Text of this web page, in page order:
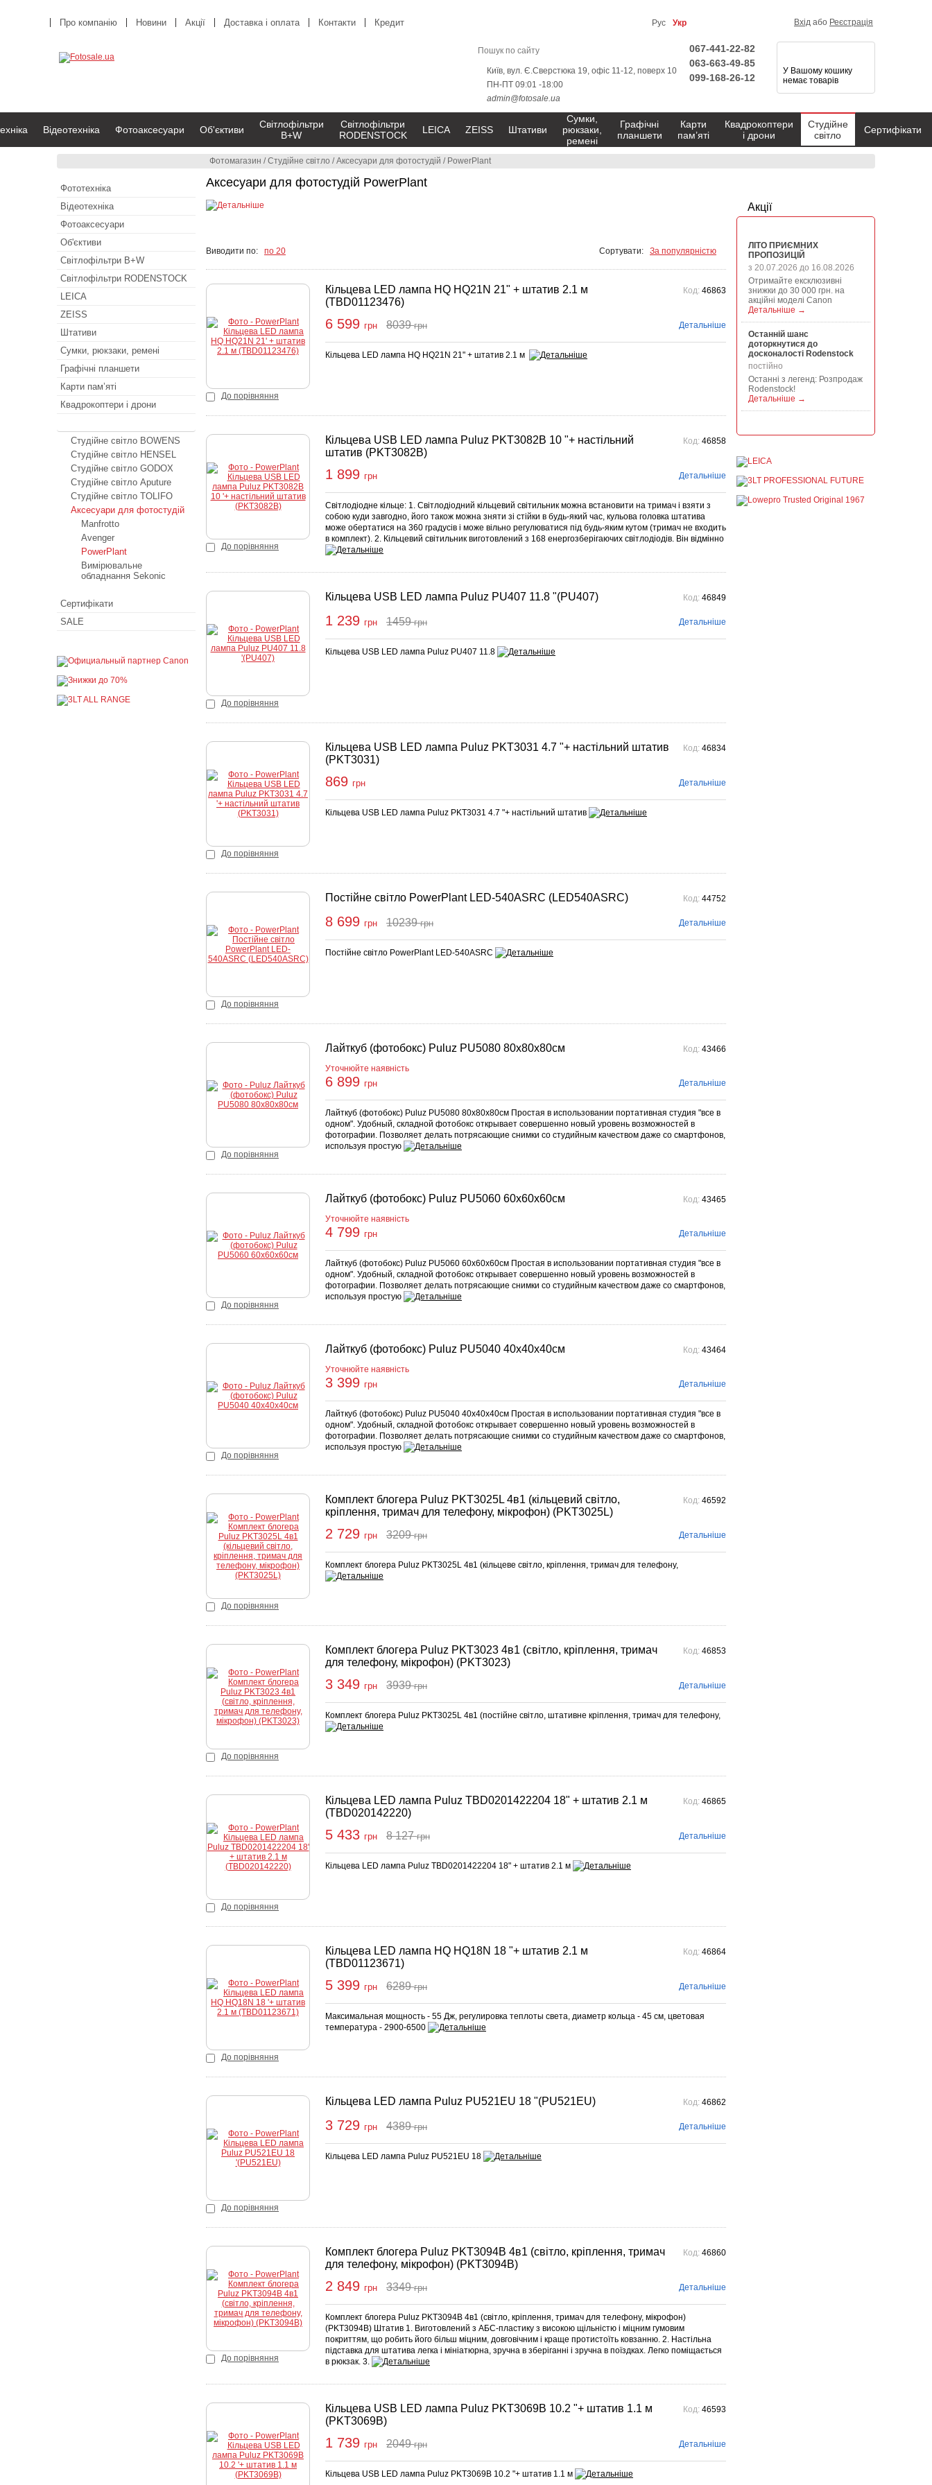
Фотомагазин /Студійне світло /Аксесуари для фотостудій / PowerPlant
Аксесуари для фотостудій PowerPlant
Виводити по: по 20 Сортувати: За популярністю
До порівняння
Кільцева LED лампа HQ HQ21N 21" + штатив 2.1 м
(TBD01123476)
Код: 46863
6 599 грн 8039грн
Купити Детальніше
Кільцева LED лампа HQ HQ21N 21" + штатив 2.1 м
До порівняння
Кільцева USB LED лампа Puluz PKT3082B 10 "+ настільний
штатив (PKT3082B)
Код: 46858
1 899 грн
Купити Детальніше
Світлодіодне кільце: 1. Світлодіодний кільцевий світильник можна встановити на тримач і взяти з
собою куди завгодно, його також можна зняти зі стійки в будь-який час, кульова головка штатива
може обертатися на 360 градусів і може вільно регулюватися під будь-яким кутом (тримач не входить
в комплект). 2. Кільцевий світильник виготовлений з 168 енергозберігаючих світлодіодів. Він відмінно
До порівняння
Кільцева USB LED лампа Puluz PU407 11.8 "(PU407) Код: 46849
1 239 грн 1459грн
Купити Детальніше
Кільцева USB LED лампа Puluz PU407 11.8
До порівняння
Кільцева USB LED лампа Puluz PKT3031 4.7 "+ настільний штатив
(PKT3031)
Код: 46834
869 грн
Купити Детальніше
Кільцева USB LED лампа Puluz PKT3031 4.7 "+ настільний штатив
До порівняння
Постійне світло PowerPlant LED-540ASRC (LED540ASRC) Код: 44752
8 699 грн 10239грн
Купити Детальніше
Постійне світло PowerPlant LED-540ASRC
До порівняння
Лайткуб (фотобокс) Puluz PU5080 80x80x80см Код: 43466
Уточнюйте наявність
6 899 грн
Купити Детальніше
Лайткуб (фотобокс) Puluz PU5080 80x80x80см Простая в использовании портативная студия "все в
одном". Удобный, складной фотобокс открывает совершенно новый уровень возможностей в
фотографии. Позволяет делать потрясающие снимки со студийным качеством даже со смартфонов,
используя простую
До порівняння
Лайткуб (фотобокс) Puluz PU5060 60x60x60см Код: 43465
Уточнюйте наявність
4 799 грн
Купити Детальніше
Лайткуб (фотобокс) Puluz PU5060 60x60x60см Простая в использовании портативная студия "все в
одном". Удобный, складной фотобокс открывает совершенно новый уровень возможностей в
фотографии. Позволяет делать потрясающие снимки со студийным качеством даже со смартфонов,
используя простую
До порівняння
Лайткуб (фотобокс) Puluz PU5040 40x40x40см Код: 43464
Уточнюйте наявність
3 399 грн
Купити Детальніше
Лайткуб (фотобокс) Puluz PU5040 40x40x40см Простая в использовании портативная студия "все в
одном". Удобный, складной фотобокс открывает совершенно новый уровень возможностей в
фотографии. Позволяет делать потрясающие снимки со студийным качеством даже со смартфонов,
используя простую
До порівняння
Комплект блогера Puluz PKT3025L 4в1 (кільцевий світло,
кріплення, тримач для телефону, мікрофон) (PKT3025L)
Код: 46592
2 729 грн 3209грн
Купити Детальніше
Комплект блогера Puluz PKT3025L 4в1 (кільцеве світло, кріплення, тримач для телефону,
До порівняння
Комплект блогера Puluz PKT3023 4в1 (світло, кріплення, тримач
для телефону, мікрофон) (PKT3023)
Код: 46853
3 349 грн 3939грн
Купити Детальніше
Комплект блогера Puluz PKT3025L 4в1 (постійне світло, штативне кріплення, тримач для телефону,
До порівняння
Кільцева LED лампа Puluz TBD0201422204 18" + штатив 2.1 м
(TBD020142220)
Код: 46865
5 433 грн 8 127грн
Купити Детальніше
Кільцева LED лампа Puluz TBD0201422204 18" + штатив 2.1 м
До порівняння
Кільцева LED лампа HQ HQ18N 18 "+ штатив 2.1 м
(TBD01123671)
Код: 46864
5 399 грн 6289грн
Купити Детальніше
Максимальная мощность - 55 Дж, регулировка теплоты света, диаметр кольца - 45 см, цветовая
температура - 2900-6500
До порівняння
Кільцева LED лампа Puluz PU521EU 18 "(PU521EU) Код: 46862
3 729 грн 4389грн
Купити Детальніше
Кільцева LED лампа Puluz PU521EU 18
До порівняння
Комплект блогера Puluz PKT3094B 4в1 (світло, кріплення, тримач
для телефону, мікрофон) (PKT3094B)
Код: 46860
2 849 грн 3349грн
Купити Детальніше
Комплект блогера Puluz PKT3094B 4в1 (світло, кріплення, тримач для телефону, мікрофон)
(PKT3094B) Штатив 1. Виготовлений з АБС-пластику з високою щільністю і міцним гумовим
покриттям, що робить його більш міцним, довговічним і краще протистоїть ковзанню. 2. Настільна
підставка для штатива легка і мініатюрна, зручна в зберіганні і зручна в поїздках. Легко поміщається
в рюкзак. 3.
Кільцева USB LED лампа Puluz PKT3069B 10.2 "+ штатив 1.1 м
(PKT3069B)
Код: 46593
1 739 грн 2049грн
Купити Детальніше
Кільцева USB LED лампа Puluz PKT3069B 10.2 "+ штатив 1.1 м
Акції
ЛІТО ПРИЄМНИХ
ПРОПОЗИЦІЙ
з 20.07.2026 до 16.08.2026
Отримайте ексклюзивні
знижки до 30 000 грн. на
акційні моделі Canon
Детальніше →
Останній шанс
доторкнутися до
досконалості Rodenstock
постійно
Останні з легенд: Розпродаж
Rodenstock!
Детальніше →
Manfrotto, National
продукції Manfrotto, National
гарантовану знижку від 50 до
Про компанію Новини Акції Доставка і оплата Контакти Кредит Рус Укр Вхідабо Реєстрація
Київ, вул. Є.Сверстюка 19, офіс 11-12, поверх 10
ПН-ПТ 09:01 -18:00
admin@fotosale.ua
067-441-22-82
063-663-49-85
099-168-26-12
У Вашому кошику
немає товарів
Відеотехніка Фотоаксесуари Об'єктиви
Світлофільтри
B+W
Світлофільтри
RODENSTOCK
LEICA ZEISS Штативи
Сумки,
рюкзаки,
ремені
Графічні
планшети
Карти
пам’яті
Квадрокоптери
і дрони
Студійне
світло
Сертифікати
Фототехніка
Відеотехніка
Фотоаксесуари
Об'єктиви
Світлофільтри B+W
Світлофільтри RODENSTOCK
LEICA
ZEISS
Штативи
Сумки, рюкзаки, ремені
Графічні планшети
Карти пам’яті
Квадрокоптери і дрони
Студійне світло BOWENS
Студійне світло HENSEL
Студійне світло GODOX
Студійне світло Aputure
Студійне світло TOLIFO
Аксесуари для фотостудій
Manfrotto
Avenger
PowerPlant
Вимірювальне
обладнання Sekonic
Сертифікати
SALE